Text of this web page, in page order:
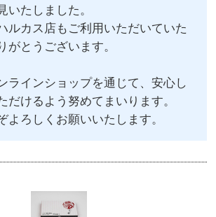
いたしました。
ルカス店もご利用いただいていた
がとうございます。
ラインショップを通じて、安心し
だけるよう努めてまいります。
よろしくお願いいたします。